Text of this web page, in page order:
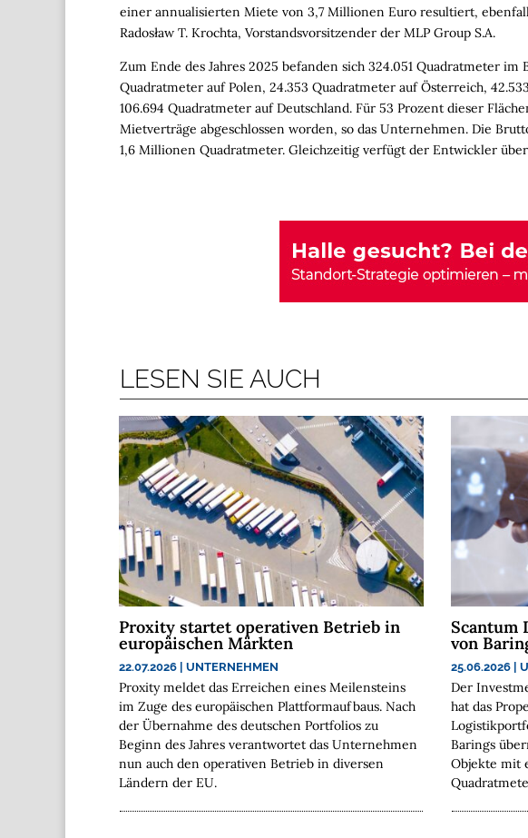
einer annualisierten Miete von 3,7 Millionen Euro resultiert,
Radosław T. Krochta, Vorstandsvorsitzender der MLP Group S.A.
Zum Ende des Jahres 2025 befanden sich 324.051 Quadratmeter im
Quadratmeter auf Polen, 24.353 Quadratmeter auf Österreich,
106.694 Quadratmeter auf Deutschland. Für 53 Prozent dieser
Mietverträge abgeschlossen worden, so das Unternehmen. Die
1,6 Millionen Quadratmeter. Gleichzeitig verfügt der Entwickler
LESEN SIE AUCH
Proxity startet operativen Betrieb in
europäischen Märkten
22.07.2026 UNTERNEHMEN
Proxity meldet das Erreichen eines Meilensteins
im Zuge des europäischen Plattformaufbaus. Nach
der Übernahme des deutschen Portfolios zu
Beginn des Jahres verantwortet das Unternehmen
nun auch den operativen Betrieb in diversen
Ländern der EU.
Scantum
von
25.06.2026 |
Der
hat das
Barings
Objekte mit